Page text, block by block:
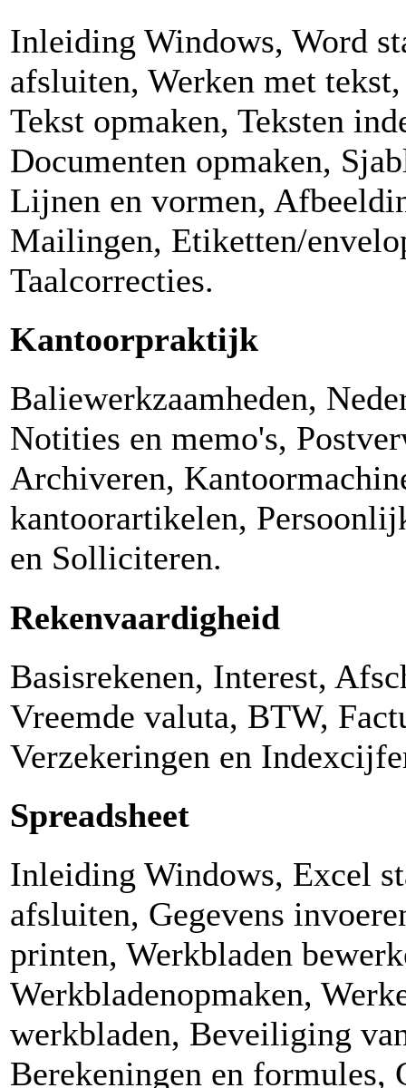
Inleiding Windows, Word
afsluiten, Werken met
Tekst opmaken, Teksten
Documenten opmaken,
Lijnen en vormen,
Mailingen, Etiketten/
Taalcorrecties.
Kantoorpraktijk
Baliewerkzaamheden,
Notities en memo's,
Archiveren,
kantoorartikelen,
en Solliciteren.
Rekenvaardigheid
Basisrekenen, Interest,
Vreemde valuta, BTW,
Verzekeringen en
Spreadsheet
Inleiding Windows, Excel
afsluiten, Gegevens
printen, Werkbladen
Werkbladenopmaken,
werkbladen, Beveiliging
Berekeningen en